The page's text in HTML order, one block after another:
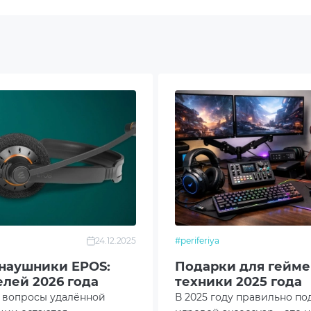
Hz
24.12.2025
EPOS:
2026 года
вопросы удалённой
#periferiya
Подарки для
техники 2025 года
В 2025 году правильно